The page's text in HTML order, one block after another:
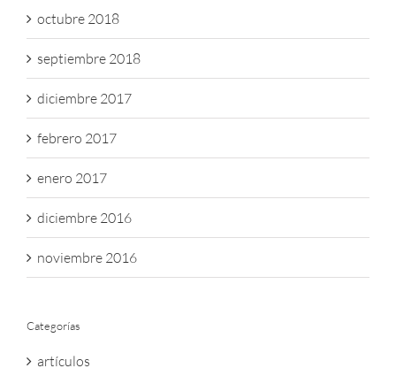
octubre 2018
septiembre 2018
diciembre 2017
febrero 2017
enero 2017
diciembre 2016
noviembre 2016
Categorías
artículos